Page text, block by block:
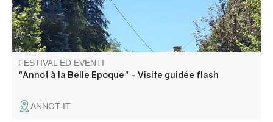
FESTIVAL ED EVENTI
"Annot à la Belle Epoque" - Visite guidée flash
ANNOT-IT